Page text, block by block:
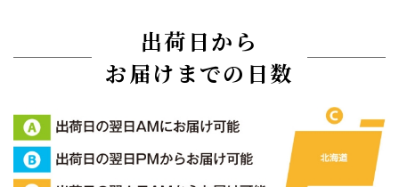
出荷日から
お届けまでの日数